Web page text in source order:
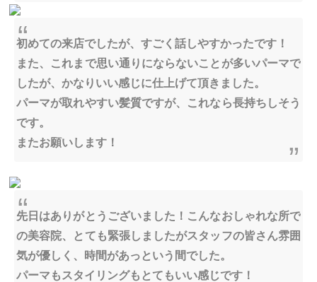
初めての来店でしたが、すごく話しやすかったです！
また、これまで思い通りにならないことが多いパーマで
したが、かなりいい感じに仕上げて頂きました。
パーマが取れやすい髪質ですが、これなら長持ちしそう
です。
またお願いします！
先日はありがとうございました！こんなおしゃれな所で
の美容院、とても緊張しましたがスタッフの皆さん雰囲
気が優しく、時間があっという間でした。
パーマもスタイリングもとてもいい感じです！